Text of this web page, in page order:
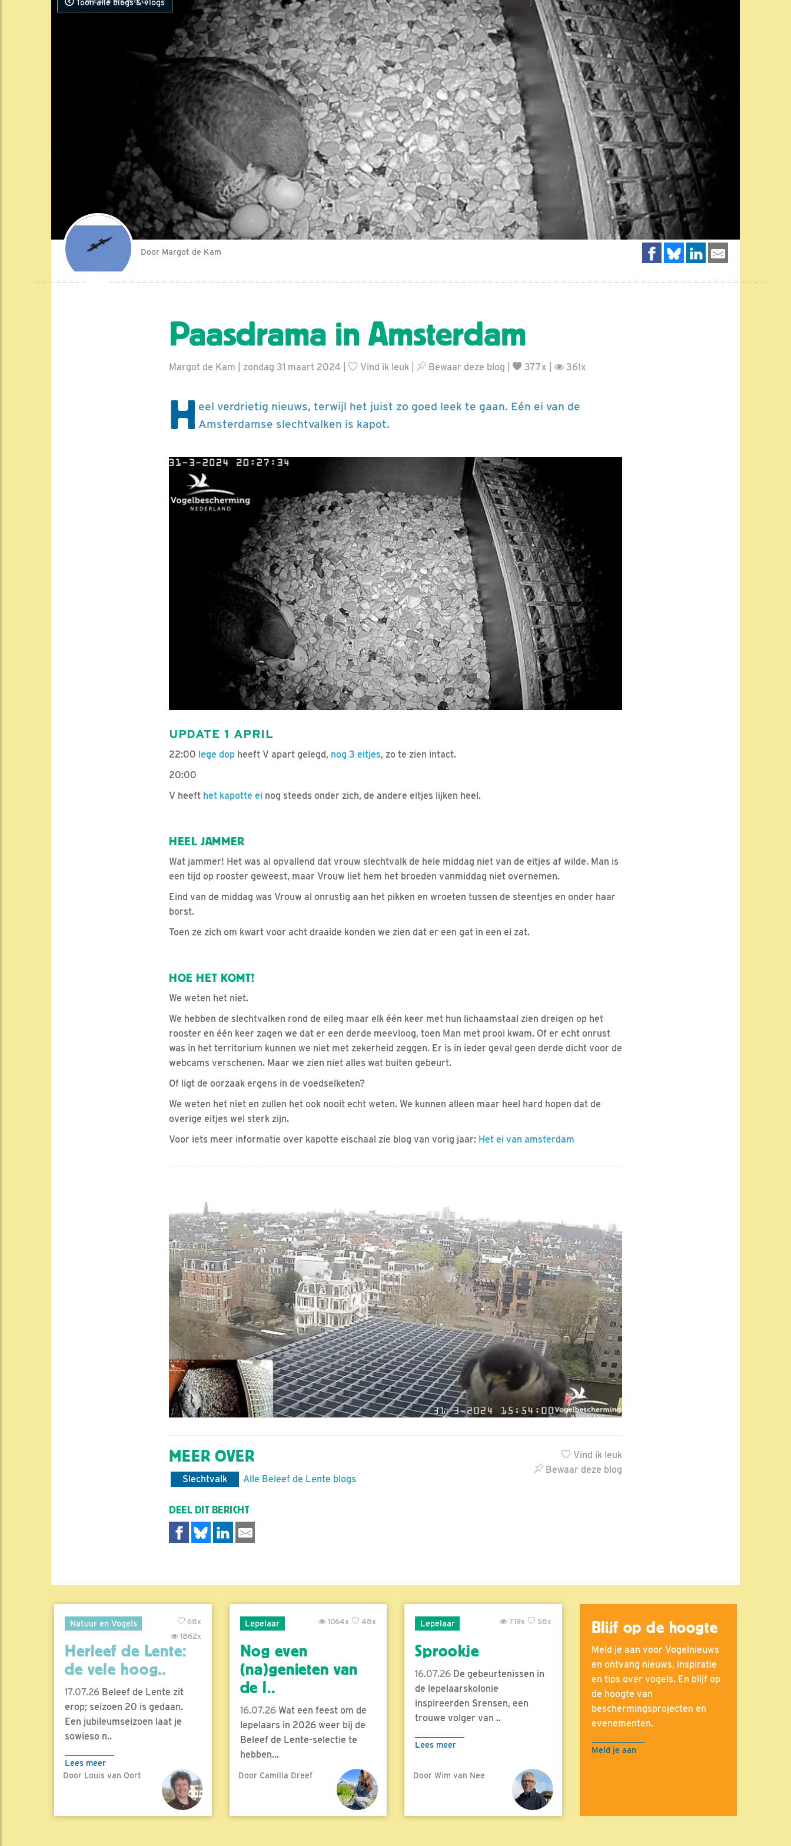
Toon alle blogs & vlogs
Door Margot de Kam
Paasdrama in Amsterdam
Margot de Kam | zondag 31 maart 2024 | Vind ik leuk Bewaar deze blog 377x | 361x
H eel verdrietig nieuws, terwijl het juist zo goed leek te gaan. Eén ei van de
Amsterdamse slechtvalken is kapot.
UPDATE 1 APRIL
22:00 lege dop heeft V apart gelegd, nog 3 eitjes, zo te zien intact.
20:00
V heeft het kapotte ei nog steeds onder zich, de andere eitjes lijken heel.
HEEL JAMMER
Wat jammer! Het was al opvallend dat vrouw slechtvalk de hele middag niet van de eitjes af wilde. Man is
een tijd op rooster geweest, maar Vrouw liet hem het broeden vanmiddag niet overnemen.
Eind van de middag was Vrouw al onrustig aan het pikken en wroeten tussen de steentjes en onder haar
borst.
Toen ze zich om kwart voor acht draaide konden we zien dat er een gat in een ei zat.
HOE HET KOMT?
We weten het niet.
We hebben de slechtvalken rond de eileg maar elk één keer met hun lichaamstaal zien dreigen op het
rooster en één keer zagen we dat er een derde meevloog, toen Man met prooi kwam. Of er echt onrust
was in het territorium kunnen we niet met zekerheid zeggen. Er is in ieder geval geen derde dicht voor de
webcams verschenen. Maar we zien niet alles wat buiten gebeurt.
Of ligt de oorzaak ergens in de voedselketen?
We weten het niet en zullen het ook nooit echt weten. We kunnen alleen maar heel hard hopen dat de
overige eitjes wel sterk zijn.
Voor iets meer informatie over kapotte eischaal zie blog van vorig jaar: Het ei van amsterdam
Vind ik leuk
Bewaar deze blog
MEER OVER
Slechtvalk Alle Beleef de Lente blogs
DEEL DIT BERICHT
Natuur en Vogels
68x
1862x
Herleef de Lente:
de vele hoog..
17.07.26 Beleef de Lente zit
erop; seizoen 20 is gedaan.
Een jubileumseizoen laat je
sowieso n..
Lees meer
Door Louis van Oort
Lepelaar 48x
1064x
Nog even
(na)genieten van
de l..
16.07.26Wat een feest om de
lepelaars in 2026 weer bij de
Beleef de Lente-selectie te
hebben...
Lees meer
Door Camilla Dreef
Lepelaar 58x
719x
Sprookje
16.07.26 De gebeurtenissen in
de lepelaarskolonie
inspireerden Srensen, een
trouwe volger van ..
Lees meer
Door Wim van Nee
Blijf op de hoogte
Meld je aan voor Vogelnieuws
en ontvang nieuws, inspiratie
en tips over vogels. En blijf op
de hoogte van
beschermingsprojecten en
evenementen.
Meld je aan